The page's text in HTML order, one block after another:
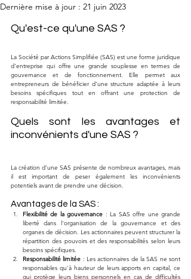
Dernière mise à jour : 21 juin 2023
Qu'est-ce qu'une SAS ?
La Société par Actions Simplifiée (SAS) est une forme juridique
d'entreprise qui offre une grande souplesse en termes de
gouvernance et de fonctionnement. Elle permet aux
entrepreneurs de bénéficier d'une structure adaptée à leurs
besoins spécifiques tout en offrant une protection de
responsabilité limitée.
Quels sont les avantages et
inconvénients d'une SAS ?
La création d'une SAS présente de nombreux avantages, mais
il est important de peser également les inconvénients
potentiels avant de prendre une décision.
Avantages de la SAS :
Flexibilité de la gouvernance : La SAS offre une grande
liberté dans l'organisation de la gouvernance et des
organes de décision. Les actionnaires peuvent structurer la
répartition des pouvoirs et des responsabilités selon leurs
besoins spécifiques.
Responsabilité limitée : Les actionnaires de la SAS ne sont
responsables qu'à hauteur de leurs apports en capital, ce
qui protège leurs biens personnels en cas de difficultés